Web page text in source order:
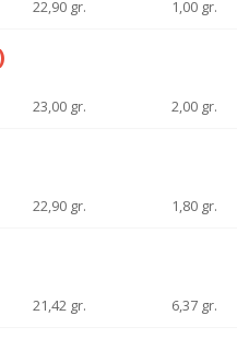
22,90 gr. 1,00 gr.
23,00 gr. 2,00 gr.
22,90 gr. 1,80 gr.
21,42 gr. 6,37 gr.